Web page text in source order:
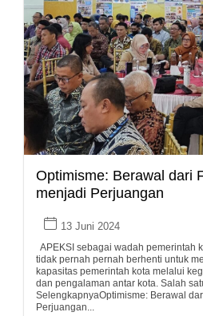
Optimisme: Berawal dari
menjadi Perjuangan
13 Juni 2024
APEKSI sebagai wadah pemerintah
tidak pernah pernah berhenti untuk
kapasitas pemerintah kota melalui
dan pengalaman antar kota. Salah
SelengkapnyaOptimisme: Berawal
Perjuangan...